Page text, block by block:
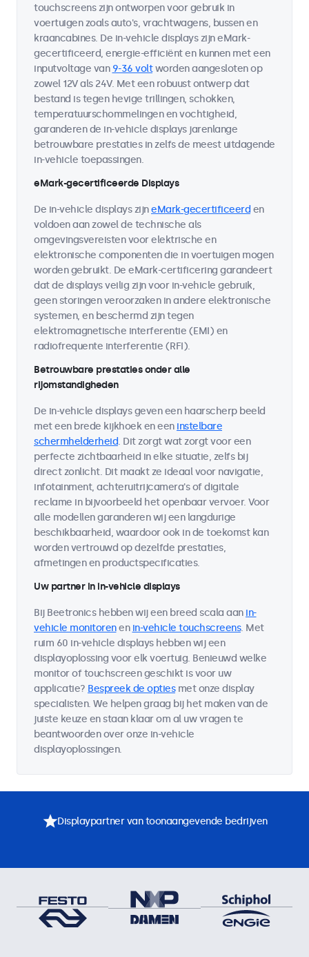
touchscreens zijn ontworpen voor gebruik in
voertuigen zoals auto's, vrachtwagens, bussen en
kraancabines. De in-vehicle displays zijn eMark-
gecertificeerd, energie-efficiënt en kunnen met een
inputvoltage van 9-36 voltworden aangesloten op
zowel 12V als 24V. Met een robuust ontwerp dat
bestand is tegen hevige trillingen, schokken,
temperatuurschommelingen en vochtigheid,
garanderen de in-vehicle displays jarenlange
betrouwbare prestaties in zelfs de meest uitdagende
in-vehicle toepassingen.
eMark-gecertificeerde Displays
De in-vehicle displays zijneMark-gecertificeerd en
voldoen aan zowel de technische als
omgevingsvereisten voor elektrische en
elektronische componenten die in voertuigen mogen
worden gebruikt. De eMark-certificering garandeert
dat de displays veilig zijn voor in-vehicle gebruik,
geen storingen veroorzaken in andere elektronische
systemen, en beschermd zijn tegen
elektromagnetische interferentie (EMI) en
radiofrequente interferentie (RFI).
Betrouwbare prestaties onder alle
rijomstandigheden
De in-vehicle displays geven een haarscherp beeld
met een brede kijkhoek en een instelbare
schermhelderheid. Dit zorgt wat zorgt voor een
perfecte zichtbaarheid in elke situatie, zelfs bij
direct zonlicht. Dit maakt ze ideaal voor navigatie,
infotainment, achteruitrijcamera's of digitale
reclame in bijvoorbeeld het openbaar vervoer. Voor
alle modellen garanderen wij een langdurige
beschikbaarheid, waardoor ook in de toekomst kan
worden vertrouwd op dezelfde prestaties,
afmetingen en productspecificaties.
Uw partner in in-vehicle displays
Bij Beetronics hebben wij een breed scala aan in-
vehicle monitorenen in-vehicle touchscreens. Met
ruim 60 in-vehicle displays hebben wij een
displayoplossing voor elk voertuig. Benieuwd welke
monitor of touchscreen geschikt is voor uw
applicatie? Bespreek de optiesmet onze display
specialisten. We helpen graag bij het maken van de
juiste keuze en staan klaar om al uw vragen te
beantwoorden over onze in-vehicle
displayoplossingen.
Displaypartner van toonaangevende bedrijven